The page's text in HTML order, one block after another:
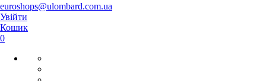
euroshops@ulombard.com.ua
Увійти
Кошик
0